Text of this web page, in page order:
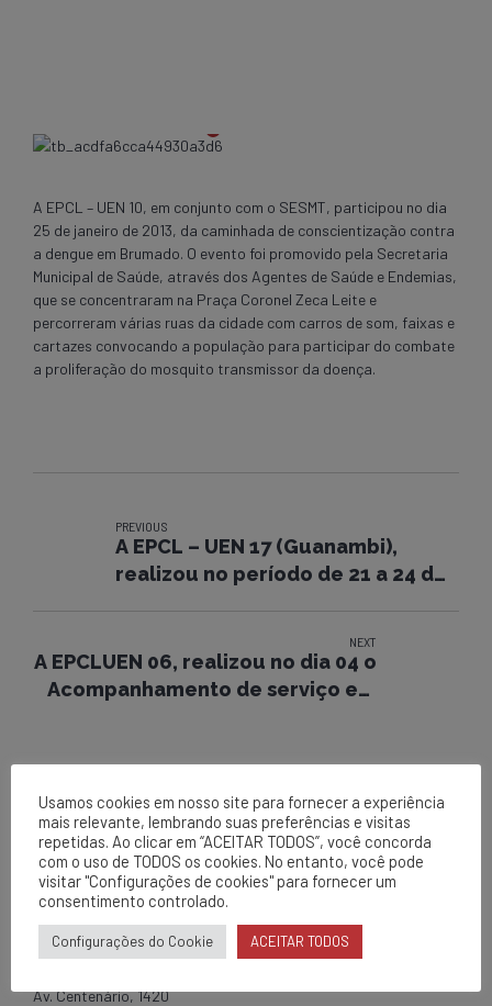
A EPCL – UEN 10, em conjunto com o SESMT, participou no dia
25 de janeiro de 2013, da caminhada de conscientização contra
a dengue em Brumado. O evento foi promovido pela Secretaria
Municipal de Saúde, através dos Agentes de Saúde e Endemias,
que se concentraram na Praça Coronel Zeca Leite e
percorreram várias ruas da cidade com carros de som, faixas e
cartazes convocando a população para participar do combate
a proliferação do mosquito transmissor da doença.
PREVIOUS
A EPCL – UEN 17 (Guanambi),
realizou no período de 21 a 24 de
NEXT
A EPCLUEN 06, realizou no dia 04 o
Acompanhamento de serviço em
ALIMENTADOR IRAQUARA À SOUTO
SOARES (Iraquara).
EPCL
Matriz
Av. Centenário, 1420
Usamos cookies em nosso site para fornecer a experiência
mais relevante, lembrando suas preferências e visitas
repetidas. Ao clicar em “ACEITAR TODOS”, você concorda
com o uso de TODOS os cookies. No entanto, você pode
visitar "Configurações de cookies" para fornecer um
consentimento controlado.
Configurações do Cookie ACEITAR TODOS